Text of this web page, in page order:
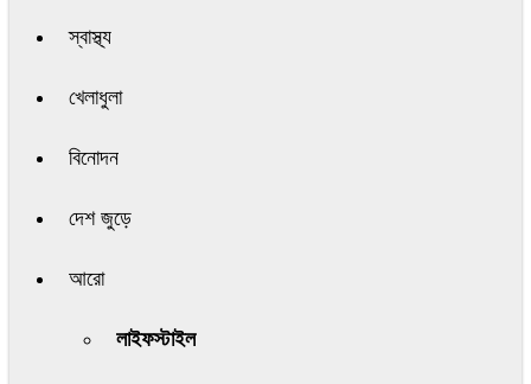
স্বাস্থ্য
খেলাধুলা
বিনোদন
দেশ জুড়ে
আরো
লাইফস্টাইল